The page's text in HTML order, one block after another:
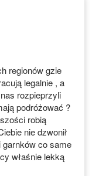
regionów gzie
legalnie , a
rozpieprzyli
podróżować ?
robią
nie dzwonił
co same
właśnie lekką